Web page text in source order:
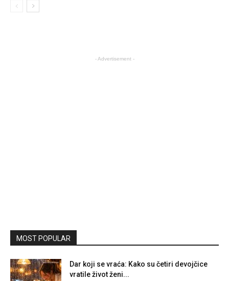
- Advertisement -
MOST POPULAR
Dar koji se vraća: Kako su četiri devojčice
vratile život ženi...